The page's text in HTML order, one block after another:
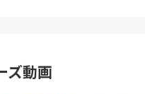
みや不安を解消
ズ動画